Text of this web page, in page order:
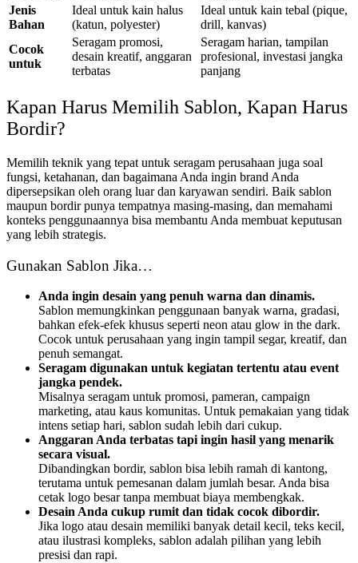
Jenis
Bahan
Ideal untuk kain halus
(katun, polyester)
Ideal untuk kain tebal (pique,
drill, kanvas)
Cocok
untuk
Seragam promosi,
desain kreatif, anggaran
terbatas
Seragam harian, tampilan
profesional, investasi jangka
panjang
Kapan Harus Memilih Sablon, Kapan Harus
Bordir?
Memilih teknik yang tepat untuk seragam perusahaan juga soal
fungsi, ketahanan, dan bagaimana Anda ingin brand Anda
dipersepsikan oleh orang luar dan karyawan sendiri. Baik sablon
maupun bordir punya tempatnya masing-masing, dan memahami
konteks penggunaannya bisa membantu Anda membuat keputusan
yang lebih strategis.
Gunakan Sablon Jika…
Anda ingin desain yang penuh warna dan dinamis.
Sablon memungkinkan penggunaan banyak warna, gradasi,
bahkan efek-efek khusus seperti neon atau glow in the dark.
Cocok untuk perusahaan yang ingin tampil segar, kreatif, dan
penuh semangat.
Seragam digunakan untuk kegiatan tertentu atau event
jangka pendek.
Misalnya seragam untuk promosi, pameran, campaign
marketing, atau kaus komunitas. Untuk pemakaian yang tidak
intens setiap hari, sablon sudah lebih dari cukup.
Anggaran Anda terbatas tapi ingin hasil yang menarik
secara visual.
Dibandingkan bordir, sablon bisa lebih ramah di kantong,
terutama untuk pemesanan dalam jumlah besar. Anda bisa
cetak logo besar tanpa membuat biaya membengkak.
Desain Anda cukup rumit dan tidak cocok dibordir.
Jika logo atau desain memiliki banyak detail kecil, teks kecil,
atau ilustrasi kompleks, sablon adalah pilihan yang lebih
presisi dan rapi.